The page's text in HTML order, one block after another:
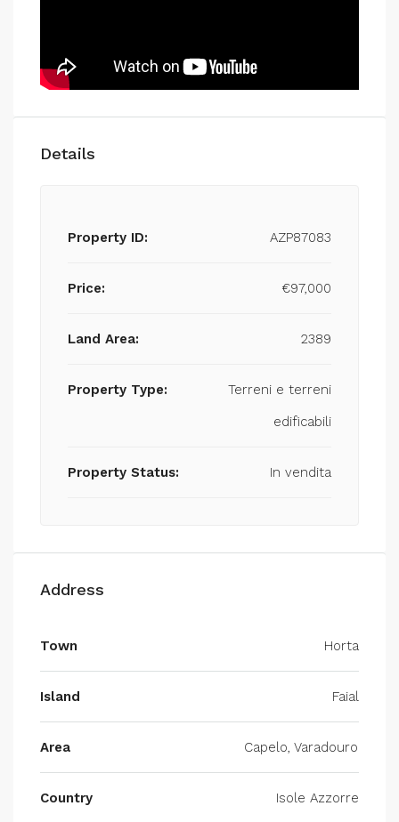
Details
Property ID: AZP87083
Price: €97,000
Land Area: 2389
Property Type:
Terreni e terreni
edificabili
Property Status: In vendita
Address
Town Horta
Island Faial
Area Capelo, Varadouro
Country Isole Azzorre